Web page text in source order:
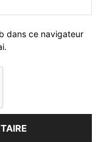
dans ce navigateur